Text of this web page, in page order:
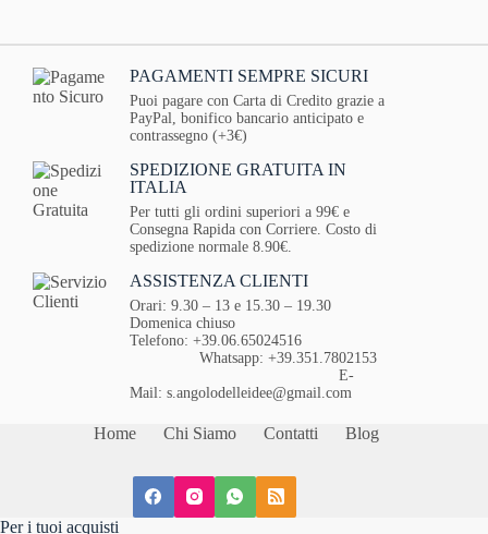
PAGAMENTI SEMPRE SICURI
Puoi pagare con Carta di Credito grazie a
PayPal, bonifico bancario anticipato e
contrassegno (+3€)
SPEDIZIONE GRATUITA IN
ITALIA
Per tutti gli ordini superiori a 99€ e
Consegna Rapida con Corriere. Costo di
spedizione normale 8.90€.
ASSISTENZA CLIENTI
Orari: 9.30 – 13 e 15.30 – 19.30
Domenica chiuso
Telefono: +39.06.65024516
Whatsapp: +39.351.7802153
E-
Mail: s.angolodelleidee@gmail.com
Home Chi Siamo Contatti Blog
Per i tuoi acquisti